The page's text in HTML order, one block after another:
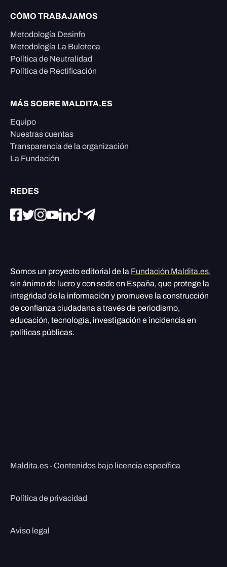
CÓMO TRABAJAMOS
Metodología Desinfo
Metodología La Buloteca
Política de Neutralidad
Política de Rectificación
MÁS SOBRE MALDITA.ES
Equipo
Nuestras cuentas
Transparencia de la organización
La Fundación
REDES
Somos un proyecto editorial de la Fundación Maldita.es,
sin ánimo de lucro y con sede en España, que protege la
integridad de la información y promueve la construcción
de confianza ciudadana a través de periodismo,
educación, tecnología, investigación e incidencia en
políticas públicas.
Maldita.es - Contenidos bajo licencia específica
Política de privacidad
Aviso legal